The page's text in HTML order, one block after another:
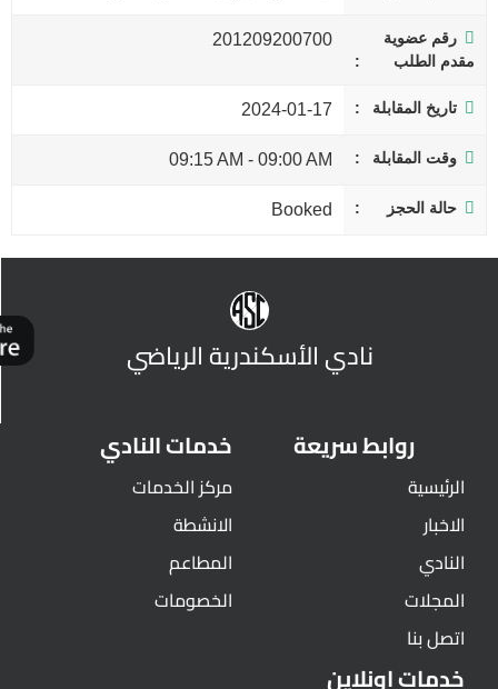
رقم عضوية
مقدم الطلب
201209200700
تاريخ المقابلة 2024-01-17
وقت المقابلة 09:00 AM
-
09:15 AM
حالة الحجز Booked
نادي الأسكندرية الرياضي
روابط سريعة
الرئيسية
الاخبار
النادي
المجلات
اتصل بنا
خدمات النادي
مركز الخدمات
الانشطة
المطاعم
الخصومات
خدمات اونلاين